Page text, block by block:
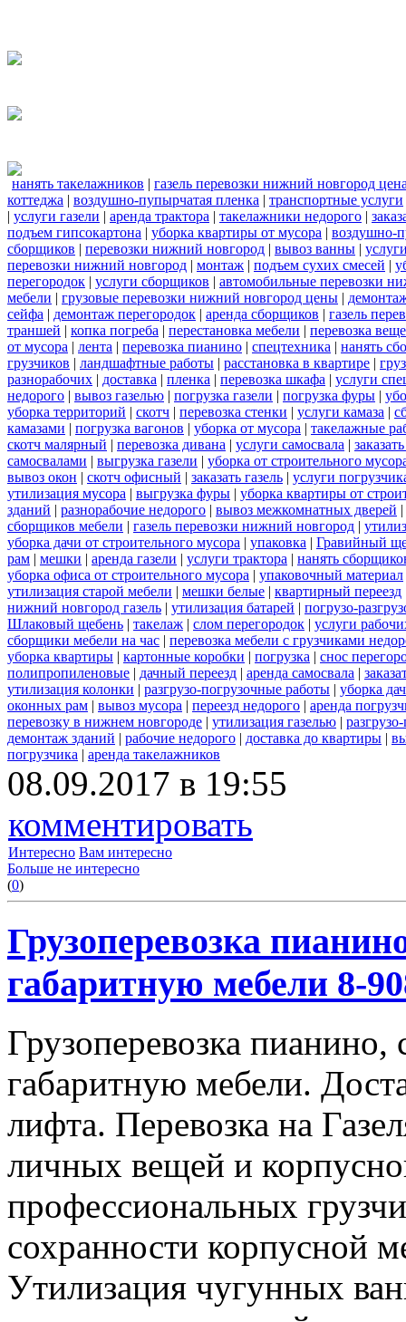
нанять такелажников | газель перевозки нижний новгород
коттеджа | воздушно-пупырчатая пленка | транспортные услуги
| услуги газели | аренда трактора | такелажники недорого |
подъем гипсокартона | уборка квартиры от мусора | воздушно-
сборщиков | перевозки нижний новгород | вывоз ванны |
перевозки нижний новгород | монтаж | подъем сухих смесей |
перегородок | услуги сборщиков | автомобильные перевозки
мебели | грузовые перевозки нижний новгород цены |
сейфа | демонтаж перегородок | аренда сборщиков | газель
траншей | копка погреба | перестановка мебели | перевозка
от мусора | лента | перевозка пианино | спецтехника | нанять
грузчиков | ландшафтные работы | расстановка в квартире |
разнорабочих | доставка | пленка | перевозка шкафа | услуги
недорого | вывоз газелью | погрузка газели | погрузка фуры |
уборка территорий | скотч | перевозка стенки | услуги камаза |
камазами | погрузка вагонов | уборка от мусора | такелажные
скотч малярный | перевозка дивана | услуги самосвала |
самосвалами | выгрузка газели | уборка от строительного
вывоз окон | скотч офисный | заказать газель | услуги
утилизация мусора | выгрузка фуры | уборка квартиры от
зданий | разнорабочие недорого | вывоз межкомнатных дверей |
сборщиков мебели | газель перевозки нижний новгород |
уборка дачи от строительного мусора | упаковка | Гравийный
рам | мешки | аренда газели | услуги трактора | нанять
уборка офиса от строительного мусора | упаковочный материал
утилизация старой мебели | мешки белые | квартирный переезд
нижний новгород газель | утилизация батарей | погрузо-
Шлаковый щебень | такелаж | слом перегородок | услуги
сборщики мебели на час | перевозка мебели с грузчиками
уборка квартиры | картонные коробки | погрузка | снос
полипропиленовые | дачный переезд | аренда самосвала |
утилизация колонки | разгрузо-погрузочные работы | уборка
оконных рам | вывоз мусора | переезд недорого | аренда
перевозку в нижнем новгороде | утилизация газелью |
демонтаж зданий | рабочие недорого | доставка до квартиры |
погрузчика | аренда такелажников
08.09.2017 в 19:55
комментировать
Интересно Вам интересно
Больше не интересно
(0)
Грузоперевозка
габаритную мебели 8-
Грузоперевозка
габаритную мебели.
лифта. Перевозка на
личных вещей и
профессиональных
сохранности корпусной
Утилизация чугунных